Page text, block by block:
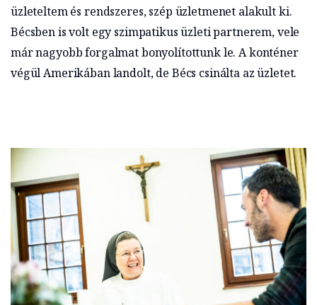
üzleteltem és rendszeres, szép üzletmenet alakult ki.
Bécsben is volt egy szimpatikus üzleti partnerem, vele
már nagyobb forgalmat bonyolítottunk le. A konténer
végül Amerikában landolt, de Bécs csinálta az üzletet.